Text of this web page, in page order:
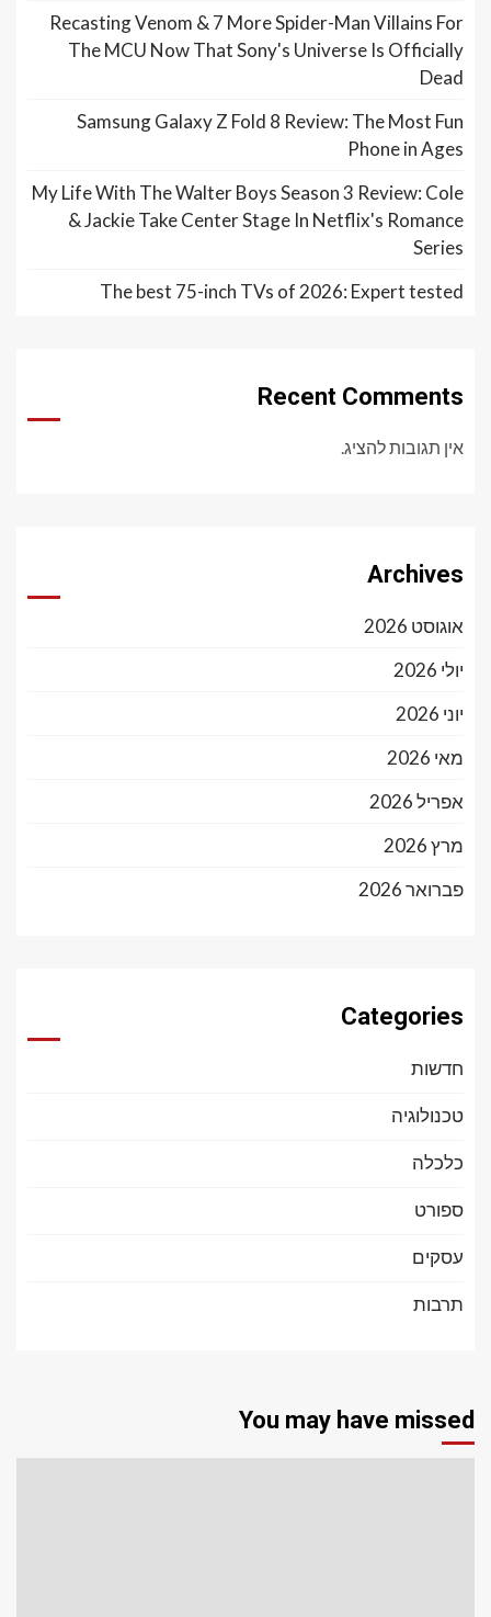
Recasting Venom & 7 More Spider-Man Villains For
The MCU Now That Sony's Universe Is Officially
Dead
Samsung Galaxy Z Fold 8 Review: The Most Fun
Phone in Ages
My Life With The Walter Boys Season 3 Review: Cole
& Jackie Take Center Stage In Netflix's Romance
Series
The best 75-inch TVs of 2026: Expert tested
Recent Comments
אין תגובות להציג.
Archives
אוגוסט 2026
יולי 2026
יוני 2026
מאי 2026
אפריל 2026
מרץ 2026
פברואר 2026
Categories
חדשות
טכנולוגיה
כלכלה
ספורט
עסקים
תרבות
You may have missed